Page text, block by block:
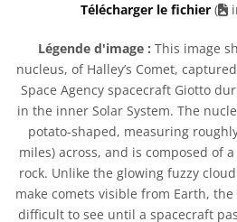
Télécharger le fichier (
Légende d'image : This image
nucleus, of Halley’s Comet,
Space Agency spacecraft Giotto
in the inner Solar System. The
potato-shaped, measuring
miles) across, and is composed of
rock. Unlike the glowing fuzzy
make comets visible from Earth,
difficult to see until a spacecraft